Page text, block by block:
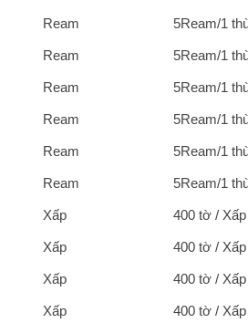
Ream 5Ream/1
Ream 5Ream/1
Ream 5Ream/1
Ream 5Ream/1
Ream 5Ream/1
Ream 5Ream/1
Xấp 400 tờ / Xấp
Xấp 400 tờ / Xấp
Xấp 400 tờ / Xấp
Xấp 400 tờ / Xấp